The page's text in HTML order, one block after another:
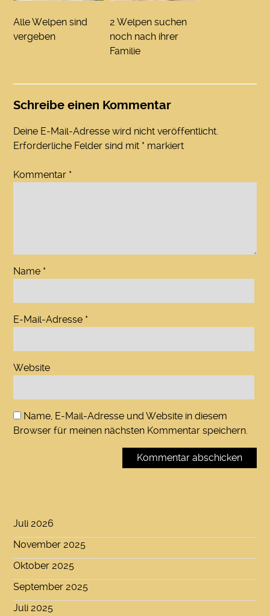
Alle Welpen sind
vergeben
2 Welpen suchen
noch nach ihrer
Familie
Schreibe einen Kommentar
Deine E-Mail-Adresse wird nicht veröffentlicht.
Erforderliche Felder sind mit * markiert
Kommentar *
Name *
E-Mail-Adresse *
Website
Name, E-Mail-Adresse und Website in diesem
Browser für meinen nächsten Kommentar speichern.
Juli 2026
November 2025
Oktober 2025
September 2025
Juli 2025